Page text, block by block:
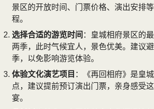
景区的开放时间、门票价格、演出安排
程。
选择合适的游览时间 ：皇城相府景区的
两季，此时气候宜人，景色优美。建议
季，以免影响游览体验。
体验文化演艺项目 ：《再回相府》是皇
点，建议提前预订演出门票，亲身感受
宴。